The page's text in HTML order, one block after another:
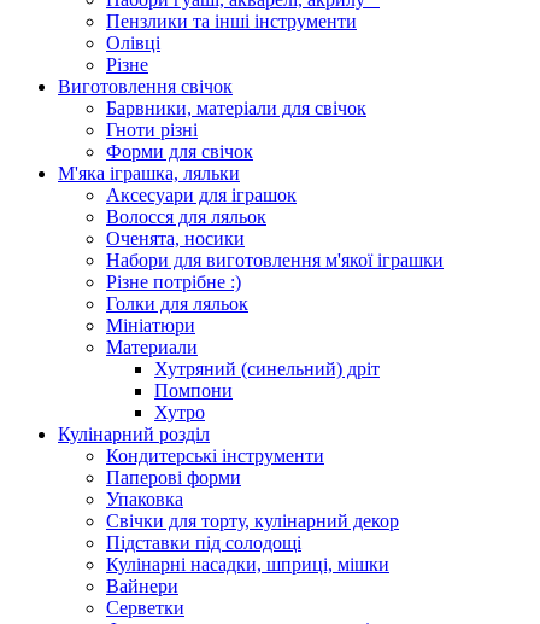
Пензлики та інші інструменти
Олівці
Різне
Виготовлення свічок
Барвники, матеріали для свічок
Гноти різні
Форми для свічок
М'яка іграшка, ляльки
Аксесуари для іграшок
Волосся для ляльок
Оченята, носики
Набори для виготовлення м'якої іграшки
Різне потрібне :)
Голки для ляльок
Мініатюри
Материали
Хутряний (синельний) дріт
Помпони
Хутро
Кулінарний розділ
Кондитерські інструменти
Паперові форми
Упаковка
Свічки для торту, кулінарний декор
Підставки під солодощі
Кулінарні насадки, шприці, мішки
Вайнери
Серветки